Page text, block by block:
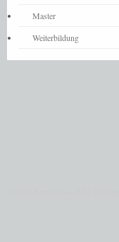
Master
Weiterbildung